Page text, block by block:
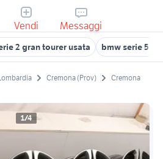
Vendi Messaggi
2 gran tourer usata bmw serie 5
Cremona (Prov) Cremona
1/4